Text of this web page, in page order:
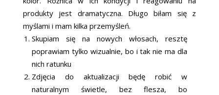
produkty jest dramatyczna. Długo biłam się z
myślami i mam kilka przemyśleń.
Skupiam się na nowych włosach, resztę
poprawiam tylko wizualnie, bo i tak nie ma dla
nich ratunku
Zdjęcia do aktualizacji będę robić w
naturalnym świetle, bez flesza, bo